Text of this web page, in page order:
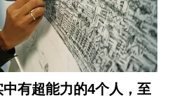
有超能力的4个人，至